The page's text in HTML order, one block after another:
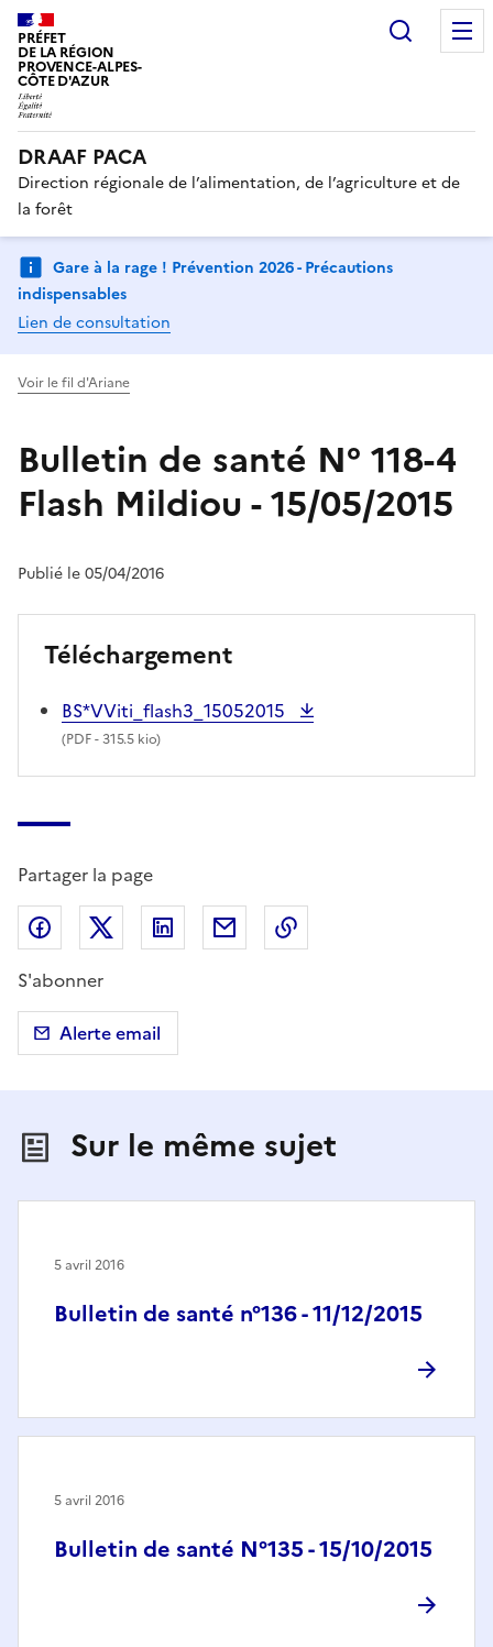
PRÉFET
DE LA RÉGION
PROVENCE-ALPES-
CÔTE D'AZUR
DRAAF PACA
Direction régionale de l’alimentation, de l’agriculture et de
la forêt
Gare à la rage ! Prévention 2026 - Précautions
indispensables
Lien de consultation
Voir le fil d'Ariane
Bulletin de santé N° 118-4
Flash Mildiou - 15/05/2015
Publié le 05/04/2016
Téléchargement
BS*VViti_flash3_15052015
(PDF- 315.5 kio)
Partager la page
Partager sur Facebook
Partager sur X (anciennement Twitter)
Partager sur LinkedIn
Partager par email
S'abonner
Alerte email
Sur le même sujet
Bulletin de santé n°136 - 11/12/2015
5 avril 2016
Bulletin de santé N°135 - 15/10/2015
5 avril 2016